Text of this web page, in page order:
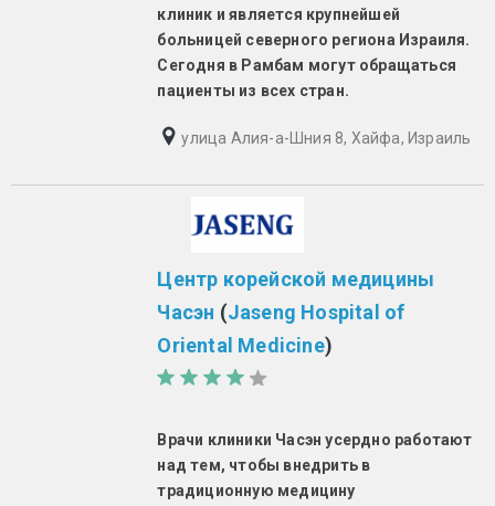
клиник и является крупнейшей
больницей северного региона Израиля.
Сегодня в Рамбам могут обращаться
пациенты из всех стран.
улица Алия-а-Шния 8, Хайфа, Израиль
Центр корейской медицины
Часэн (Jaseng Hospital of
Oriental Medicine)
Врачи клиники Часэн усердно работают
над тем, чтобы внедрить в
традиционную медицину